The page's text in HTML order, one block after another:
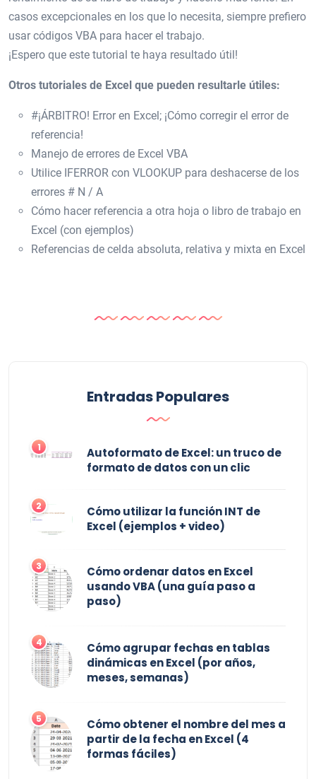
casos excepcionales en los que lo necesita, siempre prefiero
usar códigos VBA para hacer el trabajo.
¡Espero que este tutorial te haya resultado útil!
Otros tutoriales de Excel que pueden resultarle útiles:
#¡ÁRBITRO! Error en Excel; ¡Cómo corregir el error de
referencia!
Manejo de errores de Excel VBA
Utilice IFERROR con VLOOKUP para deshacerse de los
errores # N / A
Cómo hacer referencia a otra hoja o libro de trabajo en
Excel (con ejemplos)
Referencias de celda absoluta, relativa y mixta en Excel
Entradas Populares
1
Autoformato de Excel: un truco de
formato de datos con un clic
2
Cómo utilizar la función INT de
Excel (ejemplos + video)
3
Cómo ordenar datos en Excel
usando VBA (una guía paso a
paso)
4
Cómo agrupar fechas en tablas
dinámicas en Excel (por años,
meses, semanas)
5
Cómo obtener el nombre del mes a
partir de la fecha en Excel (4
formas fáciles)